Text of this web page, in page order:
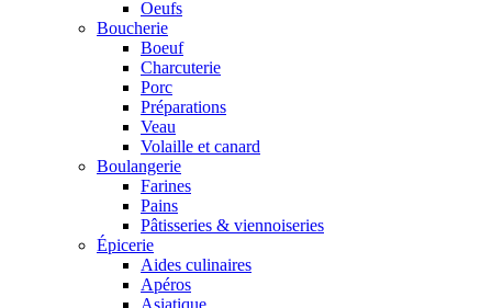
Oeufs
Boucherie
Boeuf
Charcuterie
Porc
Préparations
Veau
Volaille et canard
Boulangerie
Farines
Pains
Pâtisseries & viennoiseries
Épicerie
Aides culinaires
Apéros
Asiatique